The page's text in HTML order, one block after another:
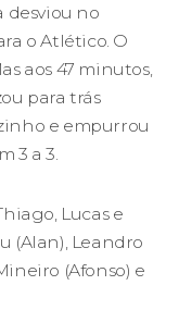
desviou no
o Atlético. O
aos 47 minutos,
para trás
e empurrou
3 a 3.
Lucas e
(Alan), Leandro
(Afonso) e